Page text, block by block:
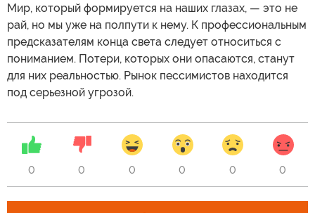
Мир, который формируется на наших глазах, — это не
рай, но мы уже на полпути к нему. К профессиональным
предсказателям конца света следует относиться с
пониманием. Потери, которых они опасаются, станут
для них реальностью. Рынок пессимистов находится
под серьезной угрозой.
0 0 0 0 0 0